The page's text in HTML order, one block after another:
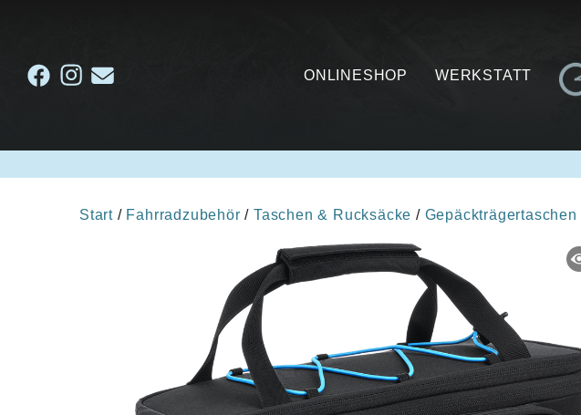
ONLINESHOP WERKSTATT
Start / Fahrradzubehör /Taschen & Rucksäcke / Gepäckträgertaschen